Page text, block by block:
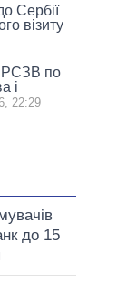
Сербії
візиту
РСЗВ по
і
22:29
до 15